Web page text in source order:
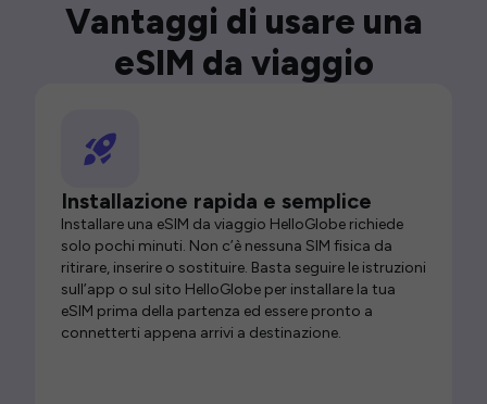
Vantaggi di usare una
eSIM da viaggio
Installazione rapida e semplice
Installare una eSIM da viaggio HelloGlobe richiede
solo pochi minuti. Non c’è nessuna SIM fisica da
ritirare, inserire o sostituire. Basta seguire le istruzioni
sull’app o sul sito HelloGlobe per installare la tua
eSIM prima della partenza ed essere pronto a
connetterti appena arrivi a destinazione.